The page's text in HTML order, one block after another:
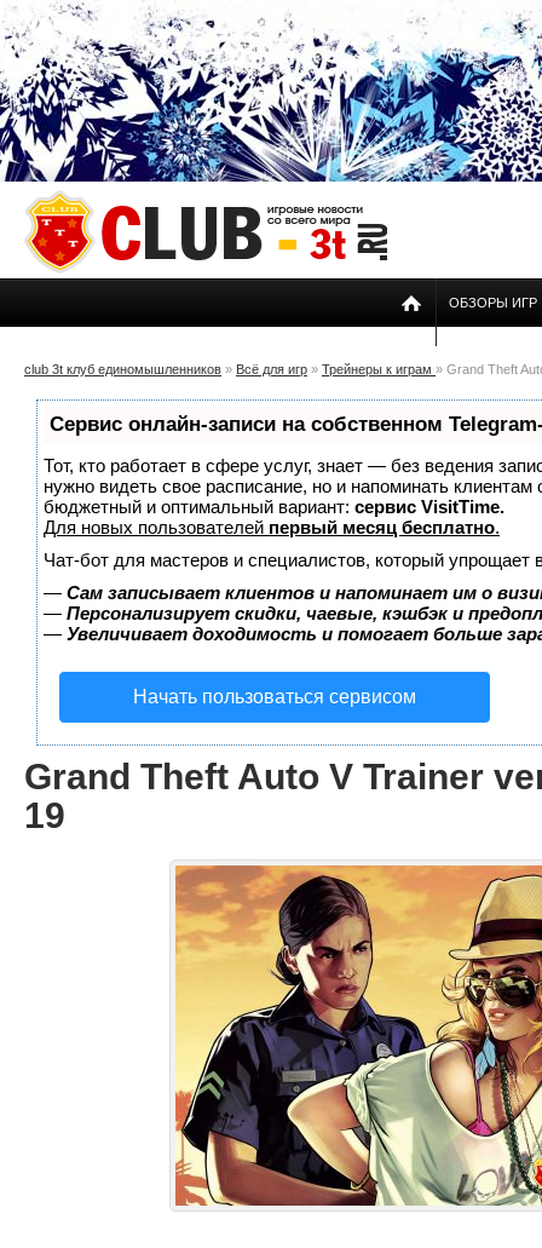
ОБЗОРЫ ИГР
club 3t клуб единомышленников » Всё для игр » Трейнеры к играм » Grand Theft
Сервис онлайн-записи на собственном
Тот, кто работает в сфере услуг, знает — без ведения
нужно видеть свое расписание, но и напоминать
бюджетный и оптимальный вариант: сервис VisitTime.
Для новых пользователей первый месяц бесплатно.
Чат-бот для мастеров и специалистов, который упрощает
— Сам записывает клиентов и напоминает им о
— Персонализирует скидки, чаевые, кэшбэк и
— Увеличивает доходимость и помогает больше
Начать пользоваться сервисом
Grand Theft Auto V Trainer
19